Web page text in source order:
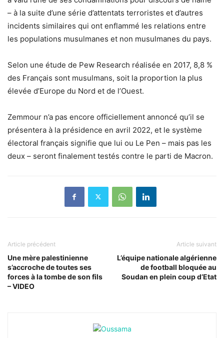
– à la suite d’une série d’attentats terroristes et d’autres
incidents similaires qui ont enflammé les relations entre
les populations musulmanes et non musulmanes du pays.
Selon une étude de Pew Research réalisée en 2017, 8,8 %
des Français sont musulmans, soit la proportion la plus
élevée d’Europe du Nord et de l’Ouest.
Zemmour n’a pas encore officiellement annoncé qu’il se
présentera à la présidence en avril 2022, et le système
électoral français signifie que lui ou Le Pen – mais pas les
deux – seront finalement testés contre le parti de Macron.
Article précédent
Une mère palestinienne
s’accroche de toutes ses
forces à la tombe de son fils
– VIDEO
Article suivant
L’équipe nationale algérienne
de football bloquée au
Soudan en plein coup d’Etat